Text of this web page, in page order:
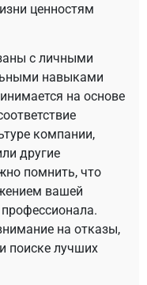
ценностям
с личными
навыками
на основе
компании,
другие
помнить, что
вашей
на отказы,
поиске лучших